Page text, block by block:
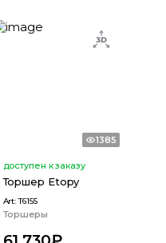
1385
доступен к заказу
Торшер Etopy
Art:T6155
Торшеры